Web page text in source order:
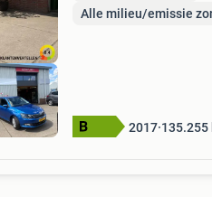
(90 pk
Alle milieu/emissie
2017 135.255